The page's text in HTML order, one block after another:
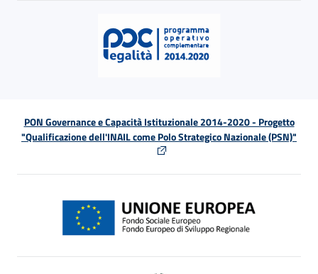
PON Governance e Capacità Istituzionale 2014-2020 - Progetto
"Qualificazione dell'INAIL come Polo Strategico Nazionale (PSN)"